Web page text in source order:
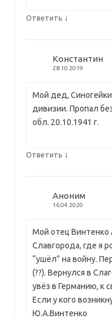
Ответить ↓
Константин
28.10.2019
Мой дед,
дивизии. Пропал
обл. 20.10.1941 г.
Ответить ↓
Аноним
16.04.2020
Мой отец Винтенко
Славгорода, где я
“ушёл” на войну.
(??). Вернулся в
увёз в Германию, к
Если у кого
Ю.А.Винтенко